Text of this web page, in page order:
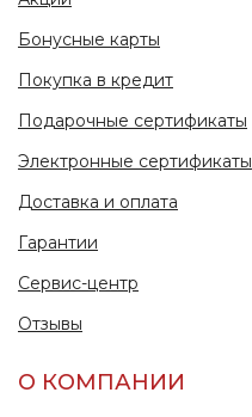
Бонусные карты
Покупка в кредит
Подарочные сертификаты
Электронные сертификаты
Доставка и оплата
Гарантии
Сервис-центр
Отзывы
О КОМПАНИИ